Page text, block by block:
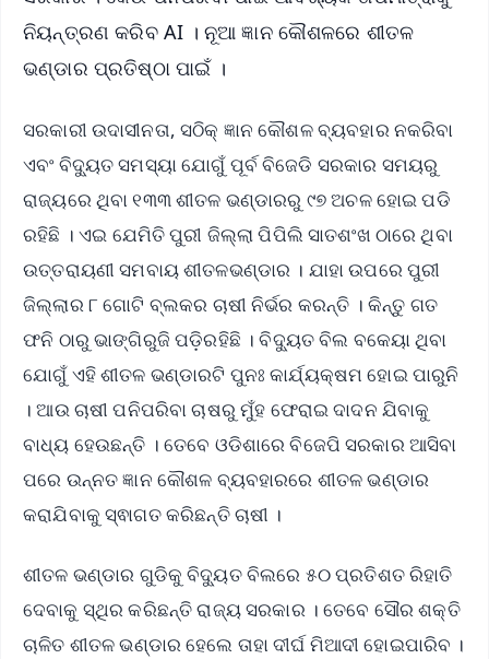
ନିୟନ୍ତ୍ରଣ କରିବ AI । ନୂଆ ଜ୍ଞାନ କୌଶଳରେ ଶୀତଳ
ଭଣ୍ଡାର ପ୍ରତିଷ୍ଠା ପାଇଁ ।
ସରକାରୀ ଉଦାସୀନତା, ସଠିକ୍ ଜ୍ଞାନ କୌଶଳ ବ୍ୟବହାର ନକରିବା
ଏବଂ ବିଦ୍ୟୁତ ସମସ୍ୟା ଯୋଗୁଁ ପୂର୍ବ ବିଜେଡି ସରକାର ସମୟରୁ
ରାଜ୍ୟରେ ଥିବା ୧୩୩ ଶୀତଳ ଭଣ୍ଡାରରୁ ୯୭ ଅଚଳ ହୋଇ ପଡି
ରହିଛି । ଏଇ ଯେମିତି ପୁରୀ ଜିଲ୍ଲା ପିପିଲି ସାତଶଂଖ ଠାରେ ଥିବା
ଉତ୍ତରାୟଣୀ ସମବାୟ ଶୀତଳଭଣ୍ଡାର । ଯାହା ଉପରେ ପୁରୀ
ଜିଲ୍ଲାର ୮ ଗୋଟି ବ୍ଲକର ଚାଷୀ ନିର୍ଭର କରନ୍ତି । କିନ୍ତୁ ଗତ
ଫନି ଠାରୁ ଭାଙ୍ଗିରୁଜି ପଡ଼ିରହିଛି । ବିଦ୍ୟୁତ ବିଲ ବକେୟା ଥିବା
ଯୋଗୁଁ ଏହି ଶୀତଳ ଭଣ୍ଡାରଟି ପୁନଃ କାର୍ଯ୍ୟକ୍ଷମ ହୋଇ ପାରୁନି
। ଆଉ ଚାଷୀ ପନିପରିବା ଚାଷରୁ ମୁଁହ ଫେରାଇ ଦାଦନ ଯିବାକୁ
ବାଧ୍ୟ ହେଉଛନ୍ତି । ତେବେ ଓଡିଶାରେ ବିଜେପି ସରକାର ଆସିବା
ପରେ ଉନ୍ନତ ଜ୍ଞାନ କୌଶଳ ବ୍ୟବହାରରେ ଶୀତଳ ଭଣ୍ଡାର
କରାଯିବାକୁ ସ୍ଵାଗତ କରିଛନ୍ତି ଚାଷୀ ।
ଶୀତଳ ଭଣ୍ଡାର ଗୁଡିକୁ ବିଦ୍ୟୁତ ବିଲରେ ୫୦ ପ୍ରତିଶତ ରିହାତି
ଦେବାକୁ ସ୍ଥିର କରିଛନ୍ତି ରାଜ୍ୟ ସରକାର । ତେବେ ସୌର ଶକ୍ତି
ଚାଳିତ ଶୀତଳ ଭଣ୍ଡାର ହେଲେ ତାହା ଦୀର୍ଘ ମିଆଦୀ ହୋଇପାରିବ ।